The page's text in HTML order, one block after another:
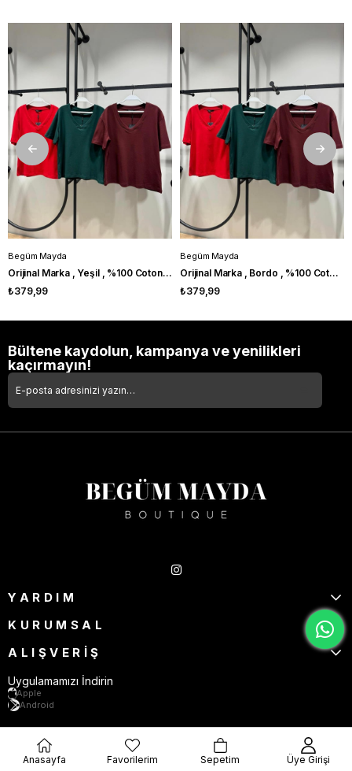
Begüm Mayda
Orijinal Marka , Yeşil , %100 Coton , V Yaka Tshirt
₺379,99
Begüm Mayda
Orijinal Marka , Bordo , %100 Coton , V Yaka Tshirt
₺379,99
Bültene kaydolun, kampanya ve yenilikleri
kaçırmayın!
YARDIM
KURUMSAL
ALIŞVERİŞ
Uygulamamızı İndirin
Apple
Android
Anasayfa Favorilerim Sepetim Üye Girişi